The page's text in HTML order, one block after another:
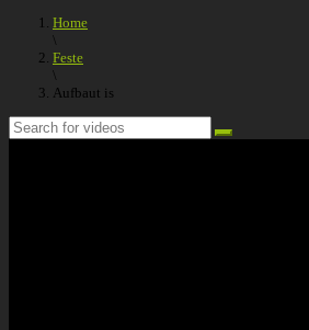
Home
\
Feste
\
Aufbaut is